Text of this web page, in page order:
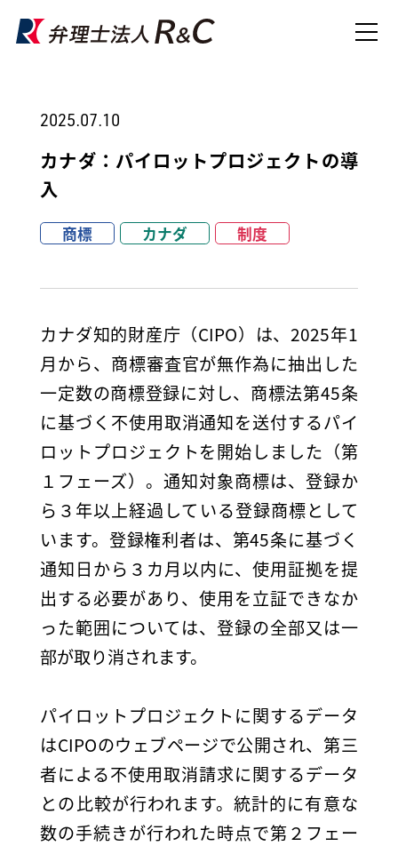
2025.07.10
カナダ：パイロットプロジェクトの導
入
商標 カナダ 制度
カナダ知的財産庁（CIPO）は、2025年1
月から、商標審査官が無作為に抽出した
一定数の商標登録に対し、商標法第45条
に基づく不使用取消通知を送付するパイ
ロットプロジェクトを開始しました（第
１フェーズ）。通知対象商標は、登録か
ら３年以上経過している登録商標として
います。登録権利者は、第45条に基づく
通知日から３カ月以内に、使用証拠を提
出する必要があり、使用を立証できなか
った範囲については、登録の全部又は一
部が取り消されます。
パイロットプロジェクトに関するデータ
はCIPOのウェブページで公開され、第三
者による不使用取消請求に関するデータ
との比較が行われます。統計的に有意な
数の手続きが行われた時点で第２フェー